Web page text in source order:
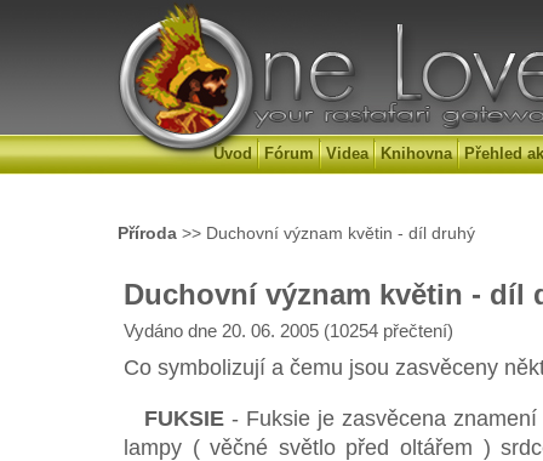
Úvod Fórum Videa Knihovna Přehled
Příroda >> Duchovní význam květin - díl druhý
Duchovní význam květin - díl
Vydáno dne 20. 06. 2005 (10254 přečtení)
Co symbolizují a čemu jsou zasvěceny
FUKSIE - Fuksie je zasvěcena
lampy ( věčné světlo před oltářem )